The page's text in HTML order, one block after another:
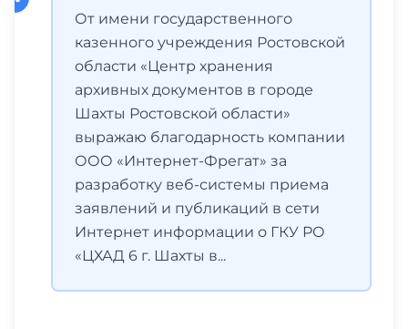
От имени государственного
казенного учреждения Ростовской
области «Центр хранения
архивных документов в городе
Шахты Ростовской области»
выражаю благодарность компании
ООО «Интернет-Фрегат» за
разработку веб-системы приема
заявлений и публикаций в сети
Интернет информации о ГКУ РО
«ЦХАД 6 г. Шахты в...